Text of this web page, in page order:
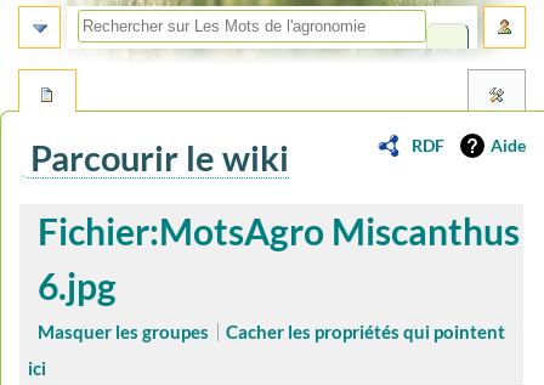
RDF Aide
Parcourir le wiki
Aller
navigation
Aller
recherche
Fichier:MotsAgro Miscanthus
6.jpg
Masquer les groupes
Cacher les propriétés qui pointent
ici